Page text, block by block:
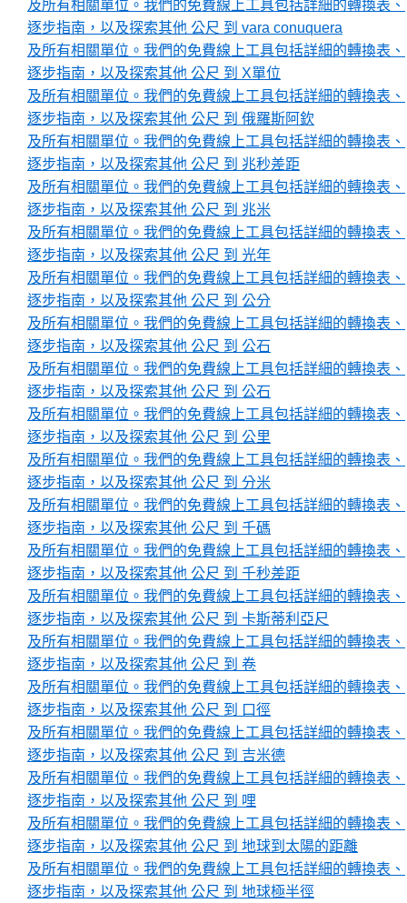
及所有相關單位。我們的免費線上工具包括詳細的轉換表、
逐步指南，以及探索其他 公尺 到 vara conuquera
及所有相關單位。我們的免費線上工具包括詳細的轉換表、
逐步指南，以及探索其他 公尺 到 X單位
及所有相關單位。我們的免費線上工具包括詳細的轉換表、
逐步指南，以及探索其他 公尺 到 俄羅斯阿欽
及所有相關單位。我們的免費線上工具包括詳細的轉換表、
逐步指南，以及探索其他 公尺 到 兆秒差距
及所有相關單位。我們的免費線上工具包括詳細的轉換表、
逐步指南，以及探索其他 公尺 到 兆米
及所有相關單位。我們的免費線上工具包括詳細的轉換表、
逐步指南，以及探索其他 公尺 到 光年
及所有相關單位。我們的免費線上工具包括詳細的轉換表、
逐步指南，以及探索其他 公尺 到 公分
及所有相關單位。我們的免費線上工具包括詳細的轉換表、
逐步指南，以及探索其他 公尺 到 公石
及所有相關單位。我們的免費線上工具包括詳細的轉換表、
逐步指南，以及探索其他 公尺 到 公石
及所有相關單位。我們的免費線上工具包括詳細的轉換表、
逐步指南，以及探索其他 公尺 到 公里
及所有相關單位。我們的免費線上工具包括詳細的轉換表、
逐步指南，以及探索其他 公尺 到 分米
及所有相關單位。我們的免費線上工具包括詳細的轉換表、
逐步指南，以及探索其他 公尺 到 千碼
及所有相關單位。我們的免費線上工具包括詳細的轉換表、
逐步指南，以及探索其他 公尺 到 千秒差距
及所有相關單位。我們的免費線上工具包括詳細的轉換表、
逐步指南，以及探索其他 公尺 到 卡斯蒂利亞尺
及所有相關單位。我們的免費線上工具包括詳細的轉換表、
逐步指南，以及探索其他 公尺 到 卷
及所有相關單位。我們的免費線上工具包括詳細的轉換表、
逐步指南，以及探索其他 公尺 到 口徑
及所有相關單位。我們的免費線上工具包括詳細的轉換表、
逐步指南，以及探索其他 公尺 到 吉米德
及所有相關單位。我們的免費線上工具包括詳細的轉換表、
逐步指南，以及探索其他 公尺 到 哩
及所有相關單位。我們的免費線上工具包括詳細的轉換表、
逐步指南，以及探索其他 公尺 到 地球到太陽的距離
及所有相關單位。我們的免費線上工具包括詳細的轉換表、
逐步指南，以及探索其他 公尺 到 地球極半徑